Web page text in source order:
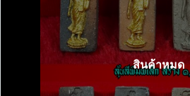
สินค้าหมด